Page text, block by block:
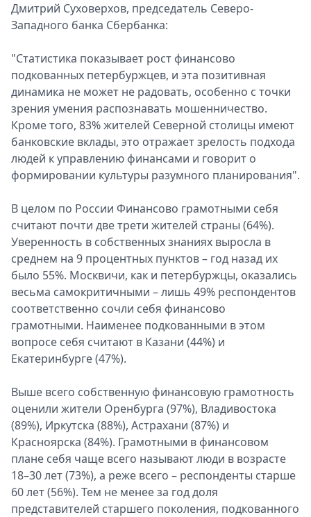
Дмитрий Суховерхов, председатель Северо-
Западного банка Сбербанка:
"Статистика показывает рост финансово
подкованных петербуржцев, и эта позитивная
динамика не может не радовать, особенно с точки
зрения умения распознавать мошенничество.
Кроме того, 83% жителей Северной столицы имеют
банковские вклады, это отражает зрелость подхода
людей к управлению финансами и говорит о
формировании культуры разумного планирования".
В целом по России Финансово грамотными себя
считают почти две трети жителей страны (64%).
Уверенность в собственных знаниях выросла в
среднем на 9 процентных пунктов – год назад их
было 55%. Москвичи, как и петербуржцы, оказались
весьма самокритичными – лишь 49% респондентов
соответственно сочли себя финансово
грамотными. Наименее подкованными в этом
вопросе себя считают в Казани (44%) и
Екатеринбурге (47%).
Выше всего собственную финансовую грамотность
оценили жители Оренбурга (97%), Владивостока
(89%), Иркутска (88%), Астрахани (87%) и
Красноярска (84%). Грамотными в финансовом
плане себя чаще всего называют люди в возрасте
18–30 лет (73%), а реже всего – респонденты старше
60 лет (56%). Тем не менее за год доля
представителей старшего поколения, подкованного